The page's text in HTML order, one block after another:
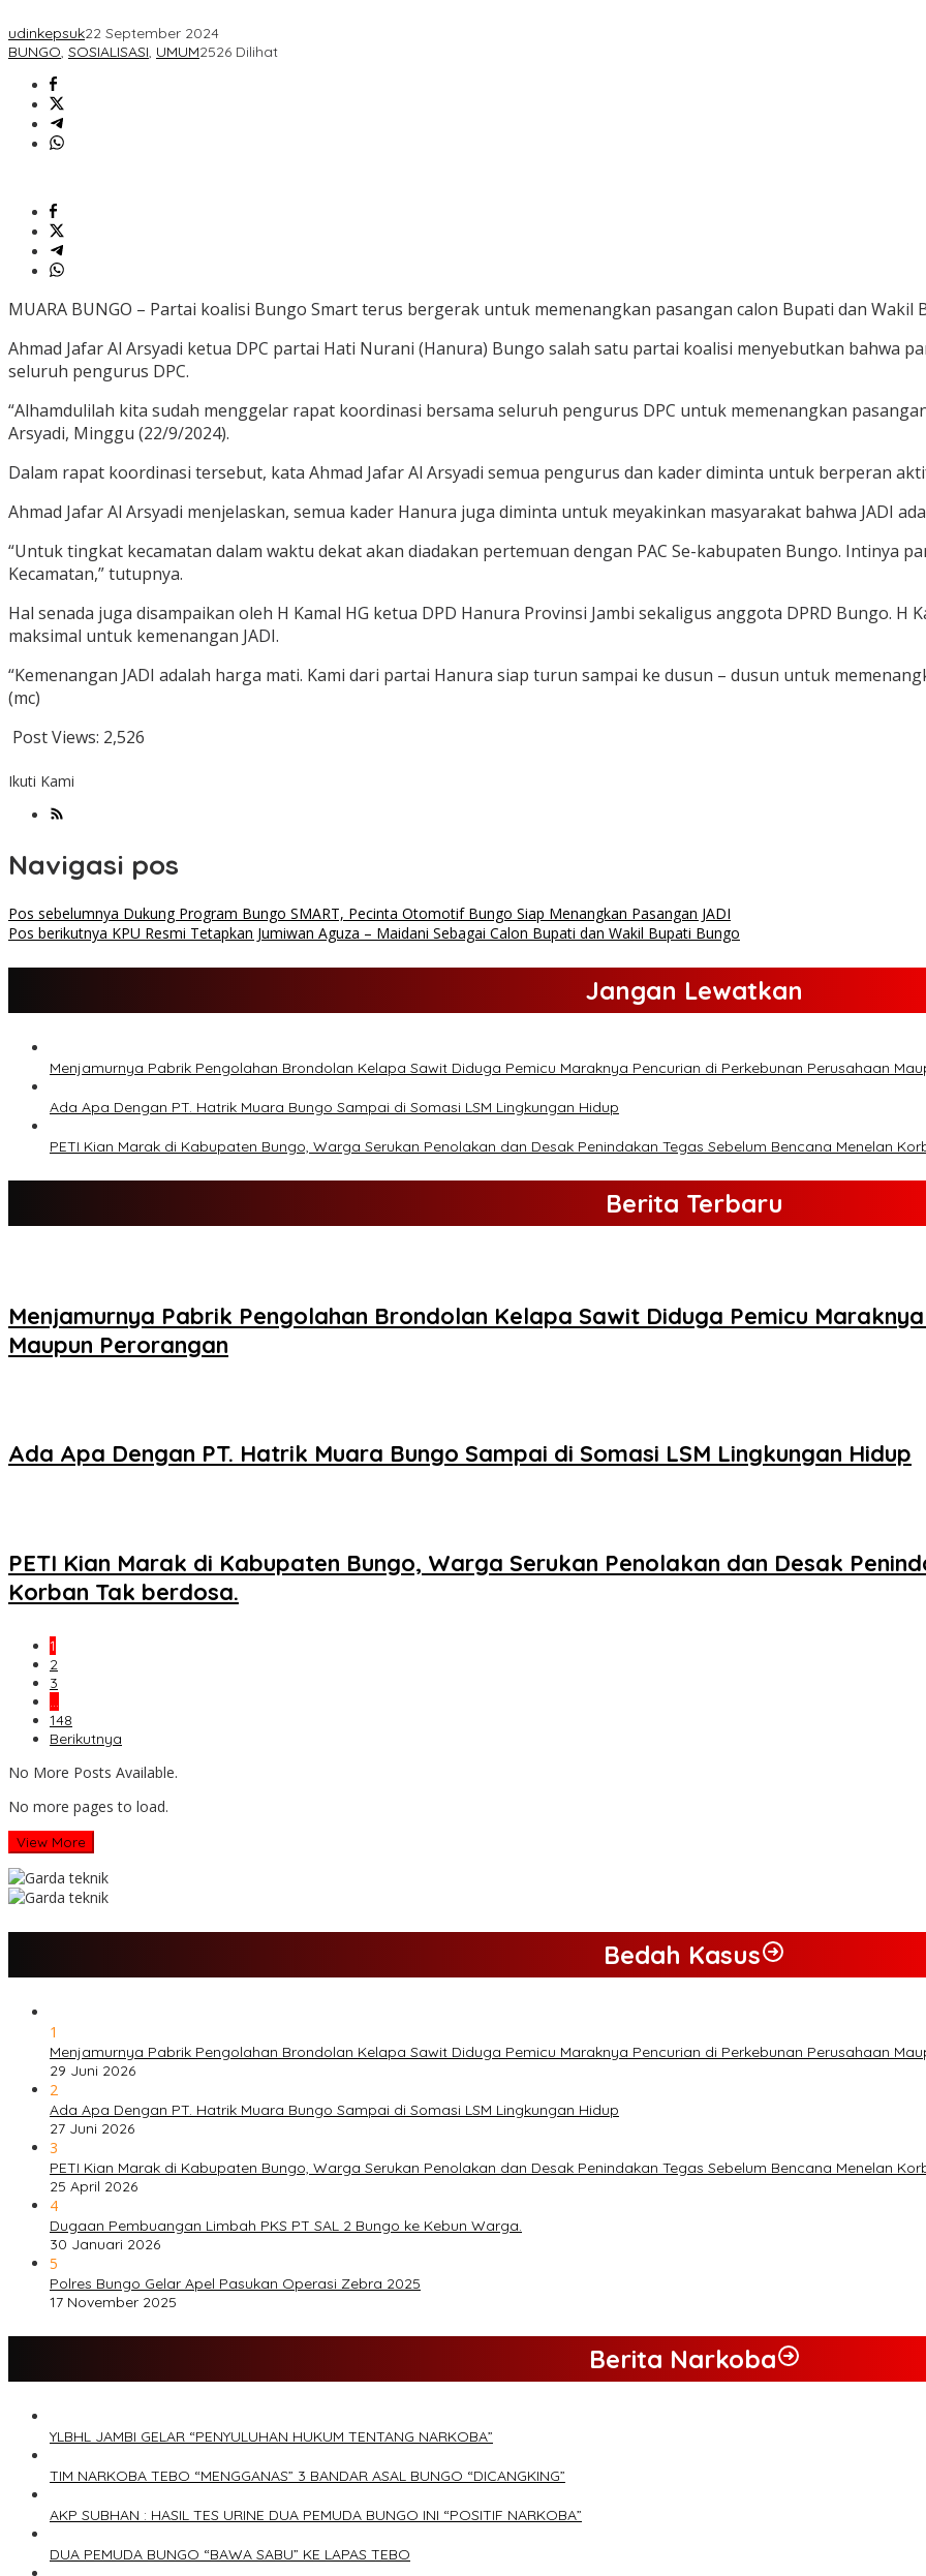
udinkepsuk22 September 2024
BUNGO, SOSIALISASI, UMUM2526 Dilihat
MUARA BUNGO – Partai koalisi Bungo Smart terus bergerak untuk memenangkan pasangan calon Bupati dan Wakil
Ahmad Jafar Al Arsyadi ketua DPC partai Hati Nurani (Hanura) Bungo salah satu partai koalisi menyebutkan bahwa
seluruh pengurus DPC.
“Alhamdulilah kita sudah menggelar rapat koordinasi bersama seluruh pengurus DPC untuk memenangkan
Arsyadi, Minggu (22/9/2024).
Dalam rapat koordinasi tersebut, kata Ahmad Jafar Al Arsyadi semua pengurus dan kader diminta untuk berperan
Ahmad Jafar Al Arsyadi menjelaskan, semua kader Hanura juga diminta untuk meyakinkan masyarakat bahwa JADI
“Untuk tingkat kecamatan dalam waktu dekat akan diadakan pertemuan dengan PAC Se-kabupaten Bungo. Intinya
Kecamatan,” tutupnya.
Hal senada juga disampaikan oleh H Kamal HG ketua DPD Hanura Provinsi Jambi sekaligus anggota DPRD Bungo.
maksimal untuk kemenangan JADI.
“Kemenangan JADI adalah harga mati. Kami dari partai Hanura siap turun sampai ke dusun – dusun untuk
(mc)
Post Views: 2,526
Ikuti Kami
Navigasi pos
Pos sebelumnya Dukung Program Bungo SMART, Pecinta Otomotif Bungo Siap Menangkan Pasangan JADI
Pos berikutnya KPU Resmi Tetapkan Jumiwan Aguza – Maidani Sebagai Calon Bupati dan Wakil Bupati Bungo
Jangan Lewatkan
Menjamurnya Pabrik Pengolahan Brondolan Kelapa Sawit Diduga Pemicu Maraknya Pencurian di Perkebunan Perusahaan
Ada Apa Dengan PT. Hatrik Muara Bungo Sampai di Somasi LSM Lingkungan Hidup
PETI Kian Marak di Kabupaten Bungo, Warga Serukan Penolakan dan Desak Penindakan Tegas Sebelum Bencana Menelan
Berita Terbaru
Menjamurnya Pabrik Pengolahan Brondolan Kelapa Sawit Diduga Pemicu
Maupun Perorangan
Ada Apa Dengan PT. Hatrik Muara Bungo Sampai di Somasi LSM Lingkungan Hidup
PETI Kian Marak di Kabupaten Bungo, Warga Serukan Penolakan dan Desak
Korban Tak berdosa.
1
2
3
…
148
Berikutnya
No More Posts Available.
No more pages to load.
View More
Bedah Kasus
1
Menjamurnya Pabrik Pengolahan Brondolan Kelapa Sawit Diduga Pemicu Maraknya Pencurian di Perkebunan Perusahaan
29 Juni 2026
2
Ada Apa Dengan PT. Hatrik Muara Bungo Sampai di Somasi LSM Lingkungan Hidup
27 Juni 2026
3
PETI Kian Marak di Kabupaten Bungo, Warga Serukan Penolakan dan Desak Penindakan Tegas Sebelum Bencana Menelan
25 April 2026
4
Dugaan Pembuangan Limbah PKS PT SAL 2 Bungo ke Kebun Warga.
30 Januari 2026
5
Polres Bungo Gelar Apel Pasukan Operasi Zebra 2025
17 November 2025
Berita Narkoba
YLBHL JAMBI GELAR “PENYULUHAN HUKUM TENTANG NARKOBA”
TIM NARKOBA TEBO “MENGGANAS” 3 BANDAR ASAL BUNGO “DICANGKING”
AKP SUBHAN : HASIL TES URINE DUA PEMUDA BUNGO INI “POSITIF NARKOBA”
DUA PEMUDA BUNGO “BAWA SABU” KE LAPAS TEBO